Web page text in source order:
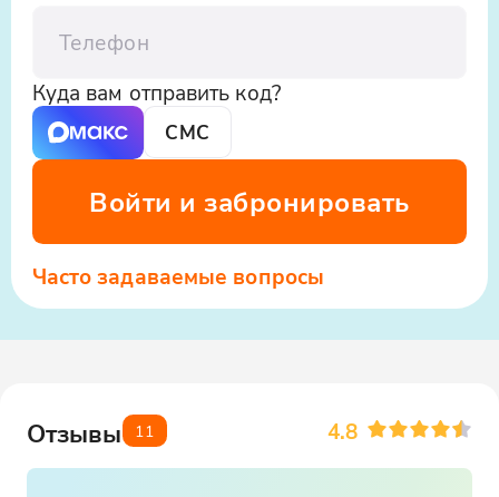
Куда вам отправить код?
СМС
Войти и забронировать
Часто задаваемые вопросы
Отзывы 11 4.8